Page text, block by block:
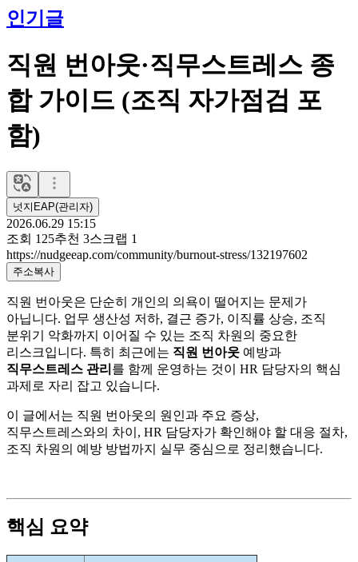
인기글
직원 번아웃·직무스트레스 종
합 가이드 (조직 자가점검 포
함)
넛지EAP(관리자)
2026.06.29 15:15
조회 125추천 3스크랩 1
https://nudgeeap.com/community/burnout-stress/132197602
주소복사
직원 번아웃은 단순히 개인의 의욕이 떨어지는 문제가
아닙니다. 업무 생산성 저하, 결근 증가, 이직률 상승, 조직
분위기 악화까지 이어질 수 있는 조직 차원의 중요한
리스크입니다. 특히 최근에는 직원 번아웃 예방과
직무스트레스 관리 를 함께 운영하는 것이 HR 담당자의 핵심
과제로 자리 잡고 있습니다.
이 글에서는 직원 번아웃의 원인과 주요 증상,
직무스트레스와의 차이, HR 담당자가 확인해야 할 대응 절차,
조직 차원의 예방 방법까지 실무 중심으로 정리했습니다.
핵심 요약